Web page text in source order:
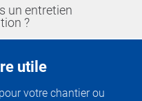
un entretien
?
utile
votre chantier ou